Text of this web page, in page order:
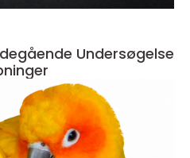
Undersøgelse